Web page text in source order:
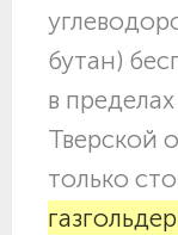
бутан)
в
Тверской
только